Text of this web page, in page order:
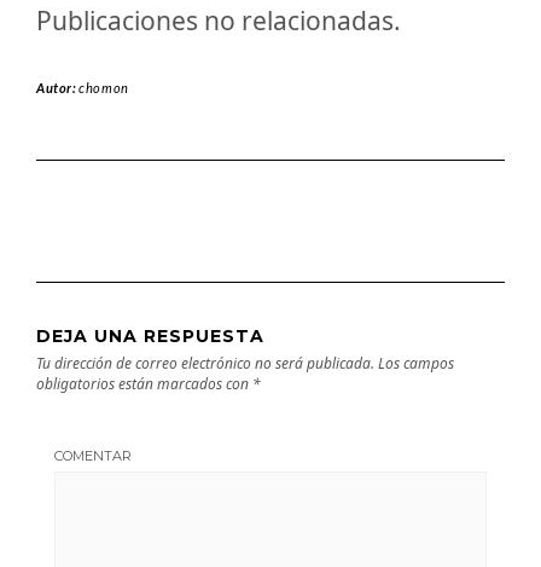
Publicaciones no relacionadas.
Autor:chomon
DEJA UNA RESPUESTA
Tu dirección de correo electrónico no será publicada. Los campos
obligatorios están marcados con *
COMENTAR